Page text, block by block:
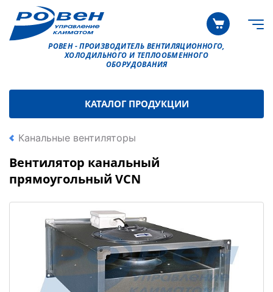
РОВЕН - ПРОИЗВОДИТЕЛЬ ВЕНТИЛЯЦИОННОГО,
ХОЛОДИЛЬНОГО И ТЕПЛООБМЕННОГО
ОБОРУДОВАНИЯ
КАТАЛОГ ПРОДУКЦИИ
Канальные вентиляторы
Вентилятор канальный
прямоугольный VCN